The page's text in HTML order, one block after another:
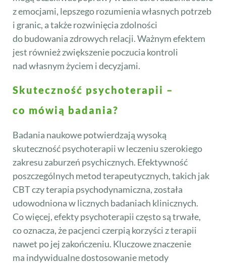
z emocjami, lepszego rozumienia własnych potrzeb
i granic, a także rozwinięcia zdolności
do budowania zdrowych relacji. Ważnym efektem
jest również zwiększenie poczucia kontroli
nad własnym życiem i decyzjami.
Skuteczność psychoterapii –
co mówią badania?
Badania naukowe potwierdzają wysoką
skuteczność psychoterapii w leczeniu szerokiego
zakresu zaburzeń psychicznych. Efektywność
poszczególnych metod terapeutycznych, takich jak
CBT czy terapia psychodynamiczna, została
udowodniona w licznych badaniach klinicznych.
Co więcej, efekty psychoterapii często są trwałe,
co oznacza, że pacjenci czerpią korzyści z terapii
nawet po jej zakończeniu. Kluczowe znaczenie
ma indywidualne dostosowanie metody